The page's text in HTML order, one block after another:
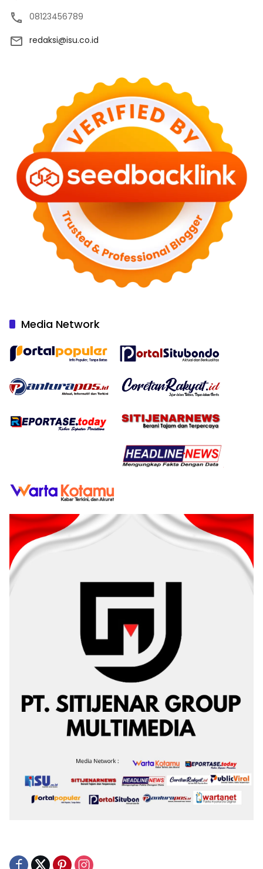
08123456789
redaksi@isu.co.id
Media Network